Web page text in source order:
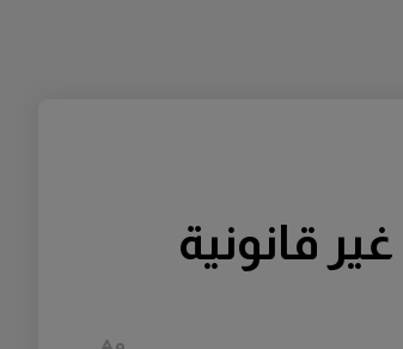
قانونية